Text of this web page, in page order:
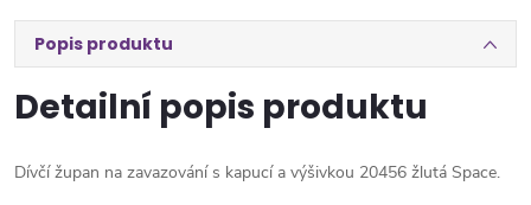
Popis produktu
Detailní popis produktu
Dívčí župan na zavazování s kapucí a výšivkou 20456 žlutá Space.